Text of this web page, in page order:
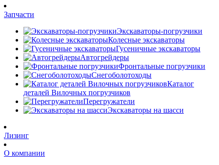
Запчасти
Экскаваторы-погрузчики
Колесные экскаваторы
Гусеничные экскаваторы
Автогрейдеры
Фронтальные погрузчики
Снегоболотоходы
Каталог
деталей Вилочных погрузчиков
Перегружатели
Экскаваторы на шасси
Лизинг
О компании